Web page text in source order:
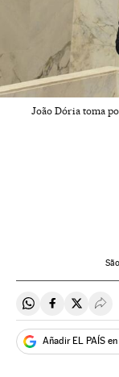
João Dória toma
Compartir en
Compartir
Añadir EL PAÍS